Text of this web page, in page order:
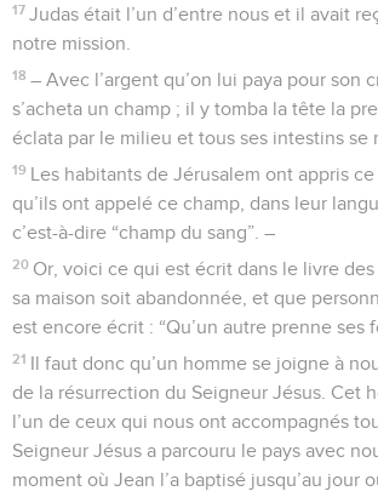
17 Judas était l’un d’entre nous et il avait
notre mission.
18 – Avec l’argent qu’on lui paya pour son
s’acheta un champ ; il y tomba la tête la
éclata par le milieu et tous ses intestins se
19 Les habitants de Jérusalem ont appris
qu’ils ont appelé ce champ, dans leur
c’est-à-dire “champ du sang”. –
20 Or, voici ce qui est écrit dans le livre des
sa maison soit abandonnée, et que
est encore écrit : “Qu’un autre prenne ses
21 Il faut donc qu’un homme se joigne à
de la résurrection du Seigneur Jésus. Cet
l’un de ceux qui nous ont accompagnés
Seigneur Jésus a parcouru le pays avec
moment où Jean l’a baptisé jusqu’au jour